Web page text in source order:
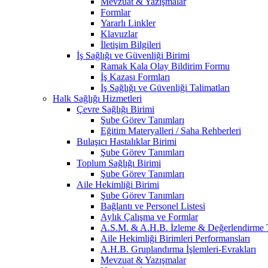
Formlar
Yararlı Linkler
Klavuzlar
İletişim Bilgileri
İş Sağlığı ve Güvenliği Birimi
Ramak Kala Olay Bildirim Formu
İş Kazası Formları
İş Sağlığı ve Güvenliği Talimatları
Halk Sağlığı Hizmetleri
Çevre Sağlığı Birimi
Şube Görev Tanımları
Eğitim Materyalleri / Saha Rehberleri
Bulaşıcı Hastalıklar Birimi
Şube Görev Tanımları
Toplum Sağlığı Birimi
Şube Görev Tanımları
Aile Hekimliği Birimi
Şube Görev Tanımları
Bağlantı ve Personel Listesi
Aylık Çalışma ve Formlar
A.S.M. & A.H.B. İzleme & Değerlendirme
Aile Hekimliği Birimleri Performansları
A.H.B. Gruplandırma İşlemleri-Evrakları
Mevzuat & Yazışmalar